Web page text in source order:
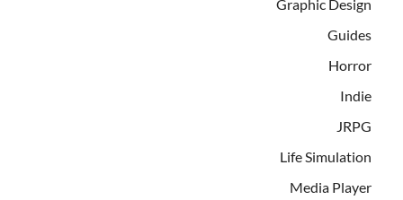
Graphic Design
Guides
Horror
Indie
JRPG
Life Simulation
Media Player